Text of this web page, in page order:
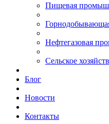
Пищевая
Нефтегазовая
Сельское
Блог
Новости
Контакты